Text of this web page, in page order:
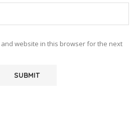
and website in this browser for the next